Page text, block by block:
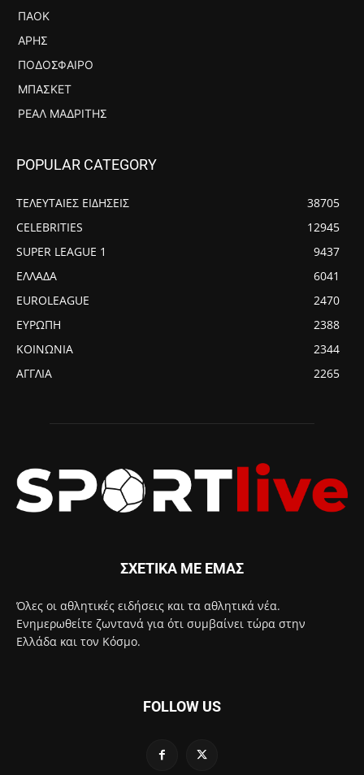
ΠΑΟΚ
ΆΡΗΣ
ΠΟΔΌΣΦΑΙΡΟ
ΜΠΆΣΚΕΤ
ΡΕΆΛ ΜΑΔΡΊΤΗΣ
POPULAR CATEGORY
ΤΕΛΕΥΤΑΙΕΣ ΕΙΔΗΣΕΙΣ
38705
CELEBRITIES
12945
SUPER LEAGUE 1
9437
ΕΛΛΑΔΑ
6041
EUROLEAGUE
2470
ΕΥΡΩΠΗ
2388
ΚΟΙΝΩΝΙΑ
2344
ΑΓΓΛΙΑ
2265
ΣΧΕΤΙΚΑ ΜΕ ΕΜΑΣ
Όλες οι αθλητικές ειδήσεις και τα αθλητικά νέα.
Ενημερωθείτε ζωντανά για ότι συμβαίνει τώρα στην
Ελλάδα και τον Κόσμο.
FOLLOW US